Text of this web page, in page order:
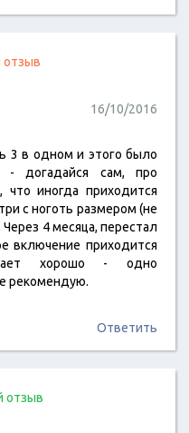
16/10/2016
3 в одном и этого было
- догадайся сам, про
иногда приходится
с ноготь размером (не
4 месяца, перестал
включение приходится
хорошо - одно
рекомендую.
Ответить
отзыв